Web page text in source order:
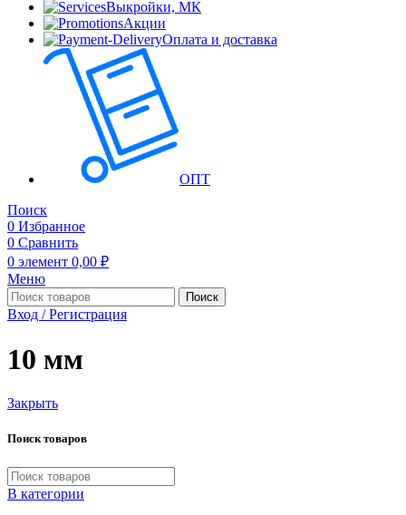
Выкройки, МК
Акции
Оплата и доставка
ОПТ
Поиск
0 Избранное
0 Сравнить
0 элемент 0,00 ₽
Меню
Поиск
Вход / Регистрация
10 мм
Закрыть
Поиск товаров
В категории